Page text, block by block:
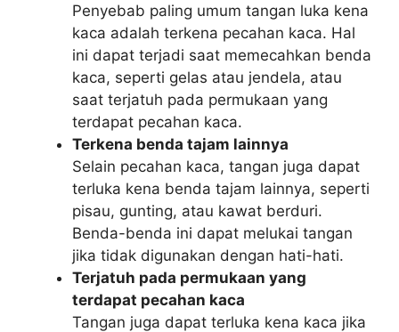
Penyebab paling umum tangan luka kena
kaca adalah terkena pecahan kaca. Hal
ini dapat terjadi saat memecahkan benda
kaca, seperti gelas atau jendela, atau
saat terjatuh pada permukaan yang
terdapat pecahan kaca.
Terkena benda tajam lainnya
Selain pecahan kaca, tangan juga dapat
terluka kena benda tajam lainnya, seperti
pisau, gunting, atau kawat berduri.
Benda-benda ini dapat melukai tangan
jika tidak digunakan dengan hati-hati.
Terjatuh pada permukaan yang
terdapat pecahan kaca
Tangan juga dapat terluka kena kaca jika